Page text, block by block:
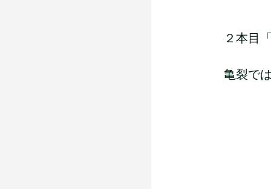
２本目
亀裂で